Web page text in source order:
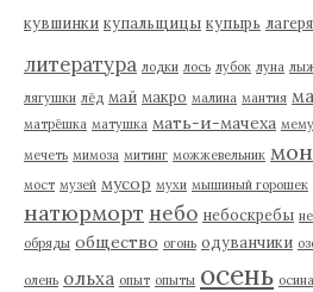
кувшинки купальщицы купырь лагеря
литература лодки лось лубок луна
лягушки лёд май макро малина мантия
матрёшка матушка мать-и-мачеха
мечеть мимоза митинг можжевельник
мост музей мусор мухи мышиный горошек
натюрморт небо небоскребы
обряды общество огонь одуванчики
олень ольха опыт опыты осень осина